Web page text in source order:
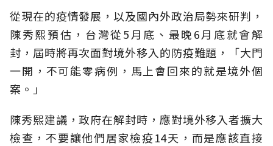
從現在的疫情發展，以及國內外政治局勢來研判，
陳秀熙預估，台灣從5月底、最晚6月底就會解
封，屆時將再次面對境外移入的防疫難題，「大門
一開，不可能零病例，馬上會回來的就是境外個
案。」
陳秀熙建議，政府在解封時，應對境外移入者擴大
檢查，不要讓他們居家檢疫14天，而是應該直接